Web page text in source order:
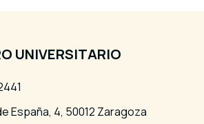
UNIVERSITARIO
España, 4, 50012 Zaragoza